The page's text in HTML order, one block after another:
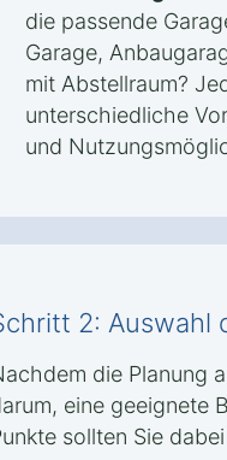
die passende
Garage,
mit Abstellraum?
unterschiedliche
und
2: Auswahl
die Planung
eine geeignete
sollten Sie